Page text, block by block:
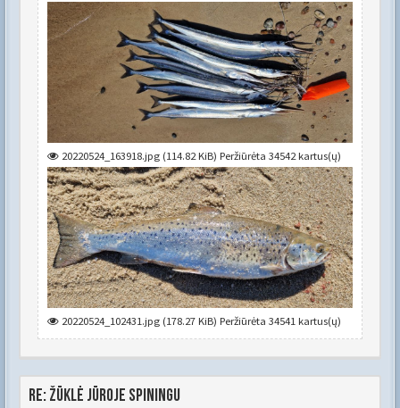
20220524_163918.jpg (114.82 KiB) Peržiūrėta 34542 kartus(ų)
20220524_102431.jpg (178.27 KiB) Peržiūrėta 34541 kartus(ų)
Re: Žūklė jūroje spiningu